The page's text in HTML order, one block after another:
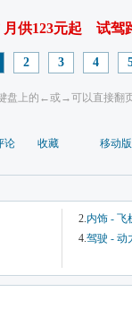
供123元起 试驾
2 3 4
盘上的←或→可以直接翻
论 收藏 移动版
2.内饰 - 飞
4.驾驶 - 动